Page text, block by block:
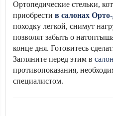
Ортопедические стельки,
приобрести в салонах
походку легкой, снимут
позволят забыть о
конце дня. Готовитесь
Загляните перед этим в
противопоказания,
специалистом.